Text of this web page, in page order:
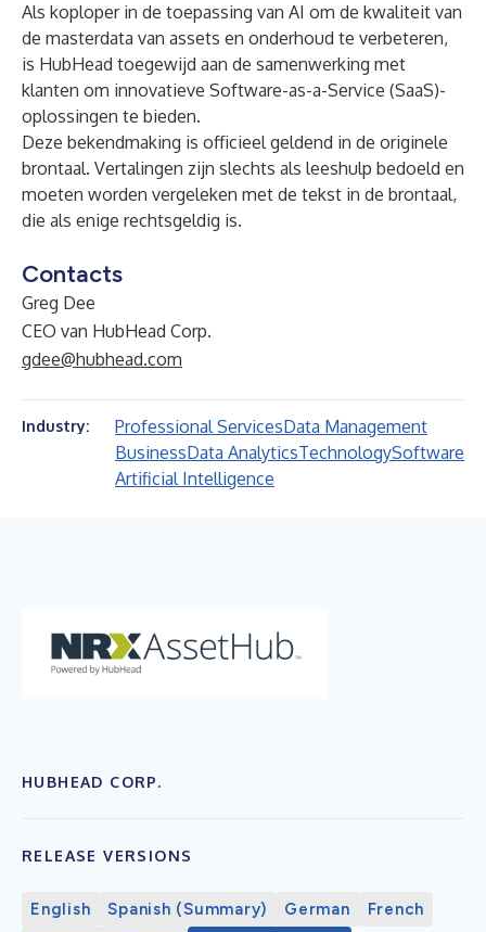
Als koploper in de toepassing van AI om de kwaliteit van
de masterdata van assets en onderhoud te verbeteren,
is HubHead toegewijd aan de samenwerking met
klanten om innovatieve Software-as-a-Service (SaaS)-
oplossingen te bieden.
Deze bekendmaking is officieel geldend in de originele
brontaal. Vertalingen zijn slechts als leeshulp bedoeld en
moeten worden vergeleken met de tekst in de brontaal,
die als enige rechtsgeldig is.
Contacts
Greg Dee
CEO van HubHead Corp.
gdee@hubhead.com
Industry: Professional ServicesData Management
BusinessData AnalyticsTechnologySoftware
Artificial Intelligence
HUBHEAD CORP.
RELEASE VERSIONS
English Spanish (Summary) German
French